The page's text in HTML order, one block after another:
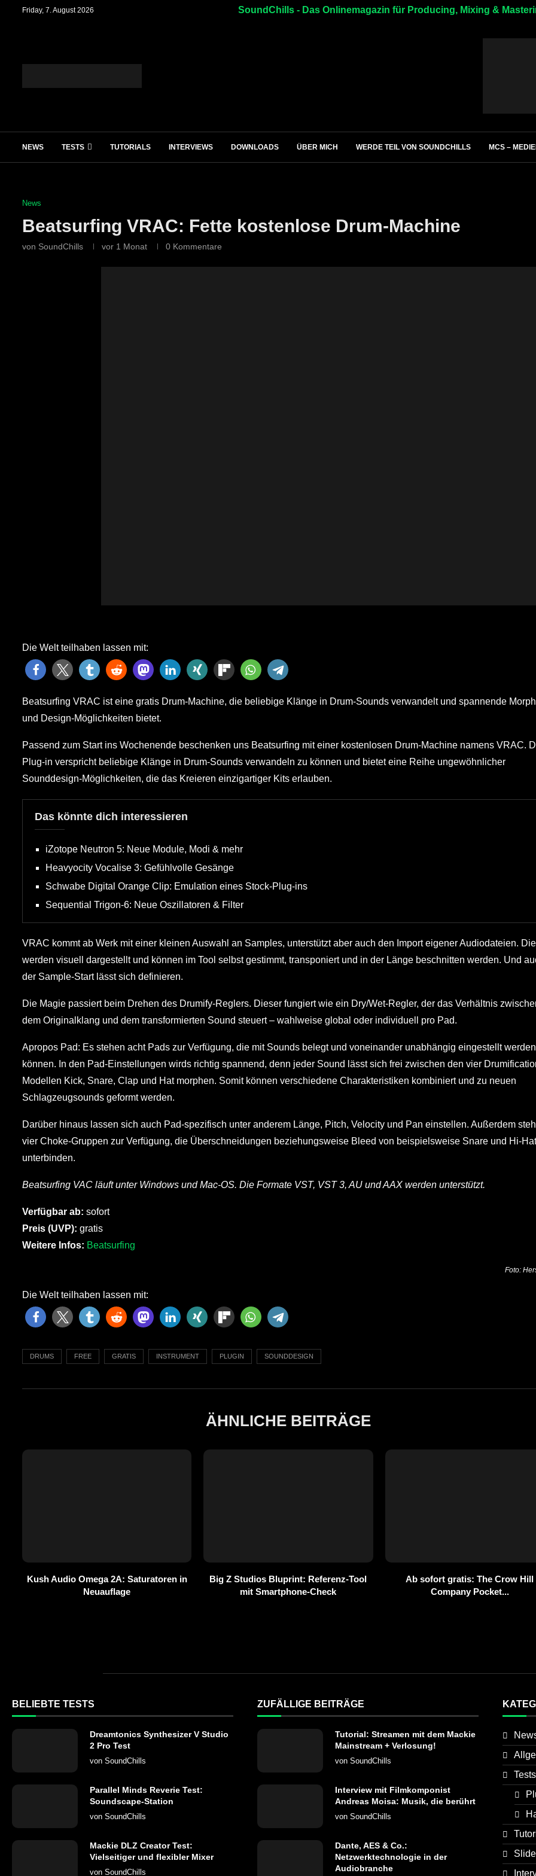
Friday, 7. August 2026 SoundChills - Das Onlinemagazin für Producing, Mixing &
NEWS TESTS TUTORIALS INTERVIEWS DOWNLOADS ÜBER MICH WERDE TEIL VON SOUNDCHILLS MCS –
News
Beatsurfing VRAC: Fette kostenlose Drum-Machine
von SoundChills vor 1 Monat 0 Kommentare
Die Welt teilhaben lassen mit:
Beatsurfing VRAC ist eine gratis Drum-Machine, die beliebige Klänge in Drum-Sounds verwandelt und spannende
und Design-Möglichkeiten bietet.
Passend zum Start ins Wochenende beschenken uns Beatsurfing mit einer kostenlosen Drum-Machine namens VRAC.
Plug-in verspricht beliebige Klänge in Drum-Sounds verwandeln zu können und bietet eine Reihe ungewöhnlicher
Sounddesign-Möglichkeiten, die das Kreieren einzigartiger Kits erlauben.
Das könnte dich interessieren
iZotope Neutron 5: Neue Module, Modi & mehr
Heavyocity Vocalise 3: Gefühlvolle Gesänge
Schwabe Digital Orange Clip: Emulation eines Stock-Plug-ins
Sequential Trigon-6: Neue Oszillatoren & Filter
VRAC kommt ab Werk mit einer kleinen Auswahl an Samples, unterstützt aber auch den Import eigener Audiodateien.
werden visuell dargestellt und können im Tool selbst gestimmt, transponiert und in der Länge beschnitten werden. Und
der Sample-Start lässt sich definieren.
Die Magie passiert beim Drehen des Drumify-Reglers. Dieser fungiert wie ein Dry/Wet-Regler, der das Verhältnis
dem Originalklang und dem transformierten Sound steuert – wahlweise global oder individuell pro Pad.
Apropos Pad: Es stehen acht Pads zur Verfügung, die mit Sounds belegt und voneinander unabhängig eingestellt werden
können. In den Pad-Einstellungen wirds richtig spannend, denn jeder Sound lässt sich frei zwischen den vier
Modellen Kick, Snare, Clap und Hat morphen. Somit können verschiedene Charakteristiken kombiniert und zu neuen
Schlagzeugsounds geformt werden.
Darüber hinaus lassen sich auch Pad-spezifisch unter anderem Länge, Pitch, Velocity und Pan einstellen. Außerdem
vier Choke-Gruppen zur Verfügung, die Überschneidungen beziehungsweise Bleed von beispielsweise Snare und Hi-Hat
unterbinden.
Beatsurfing VAC läuft unter Windows und Mac-OS. Die Formate VST, VST 3, AU und AAX werden unterstützt.
Verfügbar ab: sofort
Preis (UVP): gratis
Weitere Infos: Beatsurfing
Foto:
Die Welt teilhaben lassen mit:
DRUMS FREE GRATIS INSTRUMENT PLUGIN SOUNDDESIGN
ÄHNLICHE BEITRÄGE
Kush Audio Omega 2A: Saturatoren in
Neuauflage
Big Z Studios Bluprint: Referenz-Tool
mit Smartphone-Check
Ab sofort gratis: The Crow Hill
Company Pocket...
BELIEBTE TESTS
Dreamtonics Synthesizer V Studio
2 Pro Test
von SoundChills
Parallel Minds Reverie Test:
Soundscape-Station
von SoundChills
Mackie DLZ Creator Test:
Vielseitiger und flexibler Mixer
von SoundChills
ZUFÄLLIGE BEITRÄGE
Tutorial: Streamen mit dem Mackie
Mainstream + Verlosung!
von SoundChills
Interview mit Filmkomponist
Andreas Moisa: Musik, die berührt
von SoundChills
Dante, AES & Co.:
Netzwerktechnologie in der
Audiobranche
Tests